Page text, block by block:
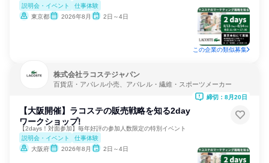
説明会・イベント
仕事体験
東京都
2026年8月 2日～4日
この企業の類似募集
株式会社ラコステジャパン
百貨店・アパレル小売、アパレル・繊維・スポーツメーカー
【大阪開催】ラコステの販売戦略を知る2day
ワークショップ!
【2days！対面参加】毎年好評の参加人数限定の特別イベント
説明会・イベント
仕事体験
大阪府
2026年8月 2日～4日
締切：8月20日